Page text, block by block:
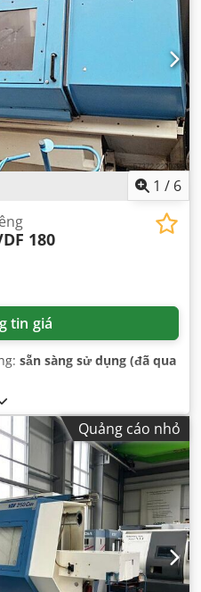
1 / 6
180
tin giá
sẵn sàng sử dụng (đã qua
Quảng cáo nhỏ